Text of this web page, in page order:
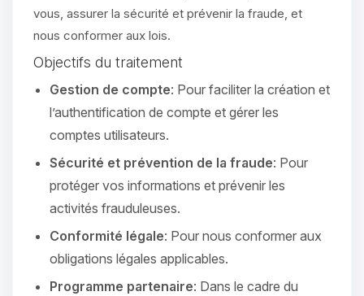
vous, assurer la sécurité et prévenir la fraude, et
nous conformer aux lois.
Objectifs du traitement
Gestion de compte: Pour faciliter la création et
l’authentification de compte et gérer les
comptes utilisateurs.
Sécurité et prévention de la fraude: Pour
protéger vos informations et prévenir les
activités frauduleuses.
Conformité légale: Pour nous conformer aux
obligations légales applicables.
Programme partenaire: Dans le cadre du